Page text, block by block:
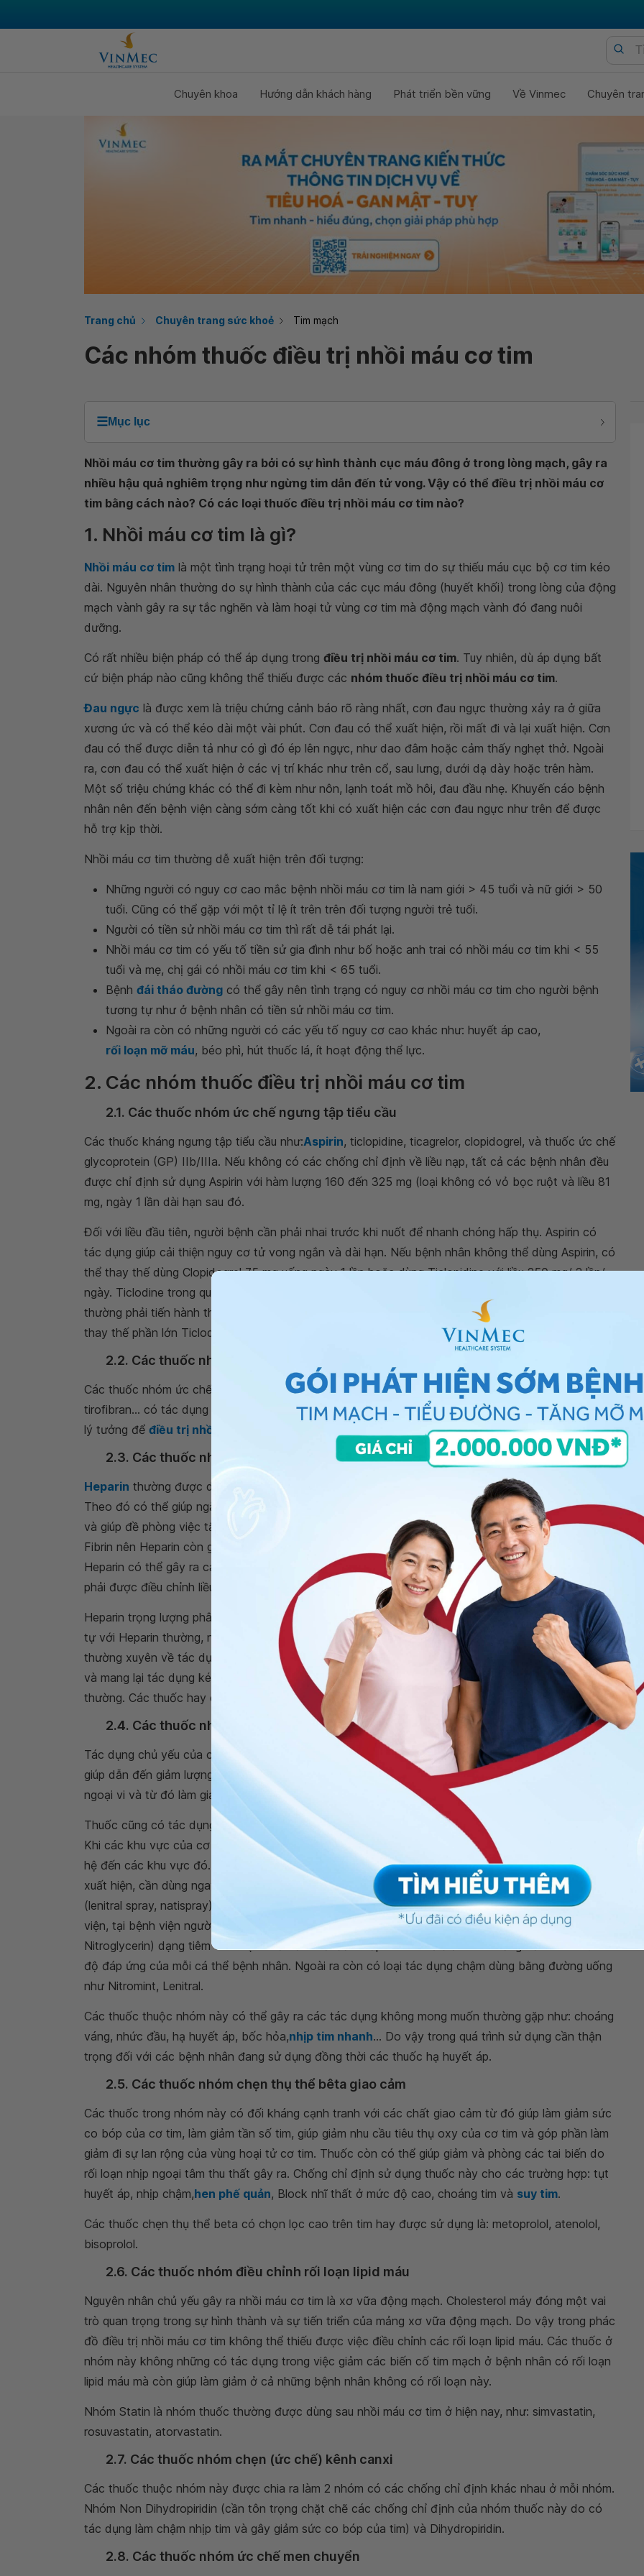
Chuyên khoa Hướng dẫn khách hàng Phát triển bền vững Về Vinmec Chuyên
Trang chủ Chuyên trang sức khoẻ Tim mạch
Các nhóm thuốc điều trị nhồi máu cơ tim
☰Mục lục
Nhồi máu cơ tim thường gây ra bởi có sự hình thành cục máu đông ở trong lòng mạch, gây ra
nhiều hậu quả nghiêm trọng như ngừng tim dẫn đến tử vong. Vậy có thể điều trị nhồi máu cơ
tim bằng cách nào? Có các loại thuốc điều trị nhồi máu cơ tim nào?
1. Nhồi máu cơ tim là gì?
Nhồi máu cơ tim là một tình trạng hoại tử trên một vùng cơ tim do sự thiếu máu cục bộ cơ tim kéo
dài. Nguyên nhân thường do sự hình thành của các cục máu đông (huyết khối) trong lòng của động
mạch vành gây ra sự tắc nghẽn và làm hoại tử vùng cơ tim mà động mạch vành đó đang nuôi
dưỡng.
Có rất nhiều biện pháp có thể áp dụng trong điều trị nhồi máu cơ tim. Tuy nhiên, dù áp dụng bất
cứ biện pháp nào cũng không thể thiếu được các nhóm thuốc điều trị nhồi máu cơ tim.
Đau ngực là được xem là triệu chứng cảnh báo rõ ràng nhất, cơn đau ngực thường xảy ra ở giữa
xương ức và có thể kéo dài một vài phút. Cơn đau có thể xuất hiện, rồi mất đi và lại xuất hiện. Cơn
đau có thể được diễn tả như có gì đó ép lên ngực, như dao đâm hoặc cảm thấy nghẹt thở. Ngoài
ra, cơn đau có thể xuất hiện ở các vị trí khác như trên cổ, sau lưng, dưới dạ dày hoặc trên hàm.
Một số triệu chứng khác có thể đi kèm như nôn, lạnh toát mồ hôi, đau đầu nhẹ. Khuyến cáo bệnh
nhân nên đến bệnh viện càng sớm càng tốt khi có xuất hiện các cơn đau ngực như trên để được
hỗ trợ kịp thời.
Nhồi máu cơ tim thường dễ xuất hiện trên đối tượng:
Những người có nguy cơ cao mắc bệnh nhồi máu cơ tim là nam giới > 45 tuổi và nữ giới > 50
tuổi. Cũng có thể gặp với một tỉ lệ ít trên trên đối tượng người trẻ tuổi.
Người có tiền sử nhồi máu cơ tim thì rất dễ tái phát lại.
Nhồi máu cơ tim có yếu tố tiền sử gia đình như bố hoặc anh trai có nhồi máu cơ tim khi < 55
tuổi và mẹ, chị gái có nhồi máu cơ tim khi < 65 tuổi.
Bệnh đái tháo đường có thể gây nên tình trạng có nguy cơ nhồi máu cơ tim cho người bệnh
tương tự như ở bệnh nhân có tiền sử nhồi máu cơ tim.
Ngoài ra còn có những người có các yếu tố nguy cơ cao khác như: huyết áp cao,
rối loạn mỡ máu, béo phì, hút thuốc lá, ít hoạt động thể lực.
2. Các nhóm thuốc điều trị nhồi máu cơ tim
2.1. Các thuốc nhóm ức chế ngưng tập tiểu cầu
Các thuốc kháng ngưng tập tiểu cầu như:Aspirin, ticlopidine, ticagrelor, clopidogrel, và thuốc ức chế
glycoprotein (GP) IIb/IIIa. Nếu không có các chống chỉ định về liều nạp, tất cả các bệnh nhân đều
được chỉ định sử dụng Aspirin với hàm lượng 160 đến 325 mg (loại không có vỏ bọc ruột và liều 81
mg, ngày 1 lần dài hạn sau đó.
Đối với liều đầu tiên, người bệnh cần phải nhai trước khi nuốt để nhanh chóng hấp thụ. Aspirin có
tác dụng giúp cải thiện nguy cơ tử vong ngắn và dài hạn. Nếu bệnh nhân không thể dùng Aspirin, có
thể thay thế dùng Clopidogrel 75 mg uống ngày 1 lần hoặc dùng Ticlopidine với liều 250 mg/ 2 lần/
ngày. Ticlodine trong quá trình sử dụng có thể gây ran guy cơ làm giảm bạch cầu trung tính và
thường phải tiến hành theo dõi số lượng bạch cầu nên Clopidogrel đã được sử dụng thường quy
thay thế phần lớn Ticlodine.
2.2. Các thuốc nhóm ức chế thụ thể glycoprotein IIb/IIIa của tiểu cầu
Các thuốc nhóm ức chế thụ thể glycoprotein IIb/IIIa của tiểu cầu như: eptifibatide, abciximab,
tirofibran... có tác dụng trong việc ức chế quá trình ngưng tập tiểu cầu. Vì vậy, nhóm thuốc này rất
lý tưởng để điều trị nhồi máu cơ tim cấp tính. Nhược điểm của thuốc này là có giá thành cao.
2.3. Các thuốc nhóm chống đông
Heparin thường được dùng để dự phòng quá trình lan rộng của các cục máu đông trên lâm sàng.
Theo đó có thể giúp ngăn ngừa sự xuất hiện của các huyết khối mới, huyết khối tại đại tuần hoàn
và giúp đề phòng việc tắc lại của động mạch vành. Do tác dụng ức chế các yếu tố làm ổn định
Fibrin nên Heparin còn giúp ngăn cản sự hình thành huyết khối bền vững. Việc sử dụng quá liều
Heparin có thể gây ra các biến chứng chảy máu, nên trong quá trình sử dụng thuốc người bệnh cần
phải được điều chỉnh liều thuốc phù hợp và theo dõi chặt chẽ chỉ số đông máu.
Heparin trọng lượng phân tử thấp: Đối với heparin trọng lượng phân tử thấp, có tác dụng gần tương
tự với Heparin thường, những có ưu điểm hơn là không cần phải theo dõi chặt chẽ và đánh giá
thường xuyên về tác dụng chống đông. Nên việc chỉ định sử dụng thuốc này trở nên đơn giản hơn
và mang lại tác dụng kéo dài hơn. Nhóm thuốc này ít gây tai biến giảm tiểu cầu hơn so với Heparin
thường. Các thuốc hay dùng là Fraxiparin, Levenox.
2.4. Các thuốc nhóm nitrate
Tác dụng chủ yếu của các thuốc thuộc nhóm nitrate là gây tình trạng giãn tĩnh mạch ở ngoại vi,
giúp dẫn đến giảm lượng máu về tim kết hợp với giãn các tiểu động mạch dẫn đến sự giảm sức cản
ngoại vi và từ đó làm giảm tiêu thụ oxy của cơ tim.
Thuốc cũng có tác dụng giãn động mạch vành nên chống được hiện tượng co thắt ở mạch vành.
Khi các khu vực của cơ tim bị thiếu máu, thuốc còn có tác dụng giúp tăng cường tuần hoàn bàng
hệ đến các khu vực đó. Khi người bệnh bị nhồi máu cơ tim, ngay khi thấy có cơn đau thắt ngực
xuất hiện, cần dùng ngay loại thuốc có tác dụng nhanh như ngậm dưới lưỡi hay loại xịt dưới lưỡi
(lenitral spray, natispray). Sau đó nếu các triệu chứng không thuyên giảm, đưa bệnh nhân đến bệnh
viện, tại bệnh viện người bệnh sẽ được sử dụng Nitroglycerin (như Lenitral 10 ml có chứa 15 mg
Nitroglycerin) dạng tiêm tĩnh mạch với liều khởi đầu thấp và có thể điều chỉnh tăng dần theo mức
độ đáp ứng của mỗi cá thể bệnh nhân. Ngoài ra còn có loại tác dụng chậm dùng bằng đường uống
như Nitromint, Lenitral.
Các thuốc thuộc nhóm này có thể gây ra các tác dụng không mong muốn thường gặp như: choáng
váng, nhức đầu, hạ huyết áp, bốc hỏa,nhịp tim nhanh... Do vậy trong quá trình sử dụng cần thận
trọng đối với các bệnh nhân đang sử dụng đồng thời các thuốc hạ huyết áp.
2.5. Các thuốc nhóm chẹn thụ thể bêta giao cảm
Các thuốc trong nhóm này có đối kháng cạnh tranh với các chất giao cảm từ đó giúp làm giảm sức
co bóp của cơ tim, làm giảm tần số tim, giúp giảm nhu cầu tiêu thụ oxy của cơ tim và góp phần làm
giảm đi sự lan rộng của vùng hoại tử cơ tim. Thuốc còn có thể giúp giảm và phòng các tai biến do
rối loạn nhịp ngoại tâm thu thất gây ra. Chống chỉ định sử dụng thuốc này cho các trường hợp: tụt
huyết áp, nhịp chậm,hen phế quản, Block nhĩ thất ở mức độ cao, choáng tim và suy tim.
Các thuốc chẹn thụ thể beta có chọn lọc cao trên tim hay được sử dụng là: metoprolol, atenolol,
bisoprolol.
2.6. Các thuốc nhóm điều chỉnh rối loạn lipid máu
Nguyên nhân chủ yếu gây ra nhồi máu cơ tim là xơ vữa động mạch. Cholesterol máy đóng một vai
trò quan trọng trong sự hình thành và sự tiến triển của mảng xơ vữa động mạch. Do vậy trong phác
đồ điều trị nhồi máu cơ tim không thể thiếu được việc điều chỉnh các rối loạn lipid máu. Các thuốc ở
nhóm này không những có tác dụng trong việc giảm các biến cố tim mạch ở bệnh nhân có rối loạn
lipid máu mà còn giúp làm giảm ở cả những bệnh nhân không có rối loạn này.
Nhóm Statin là nhóm thuốc thường được dùng sau nhồi máu cơ tim ở hiện nay, như: simvastatin,
rosuvastatin, atorvastatin.
2.7. Các thuốc nhóm chẹn (ức chế) kênh canxi
Các thuốc thuộc nhóm này được chia ra làm 2 nhóm có các chống chỉ định khác nhau ở mỗi nhóm.
Nhóm Non Dihydropiridin (cần tôn trọng chặt chẽ các chống chỉ định của nhóm thuốc này do có
tác dụng làm chậm nhịp tim và gây giảm sức co bóp của tim) và Dihydropiridin.
2.8. Các thuốc nhóm ức chế men chuyển